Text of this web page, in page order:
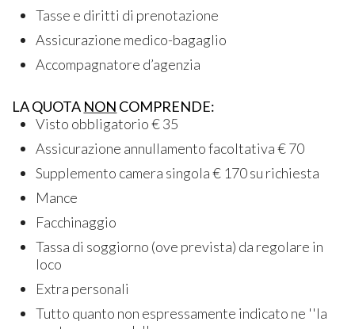
Tasse e diritti di prenotazione
Assicurazione medico-bagaglio
Accompagnatore d’agenzia
LA QUOTA NON COMPRENDE:
Visto obbligatorio € 35
Assicurazione annullamento facoltativa € 70
Supplemento camera singola € 170 su richiesta
Mance
Facchinaggio
Tassa di soggiorno (ove prevista) da regolare in
loco
Extra personali
Tutto quanto non espressamente indicato ne ''la